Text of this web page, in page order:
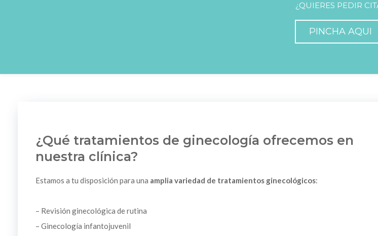
¿QUIERES PEDIR
PINCHA AQUI
¿Qué tratamientos de ginecología ofrecemos en
nuestra clínica?
Estamos a tu disposición para una amplia variedad de tratamientos ginecológicos:
– Revisión ginecológica de rutina
– Ginecología infantojuvenil